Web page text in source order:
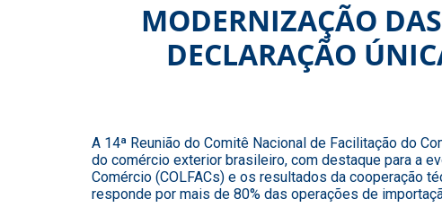
MODERNIZAÇÃO
DECLARAÇÃO
A 14ª Reunião do Comitê Nacional de Facilitação do
do comércio exterior brasileiro, com destaque para a
Comércio (COLFACs) e os resultados da cooperação
responde por mais de 80% das operações de